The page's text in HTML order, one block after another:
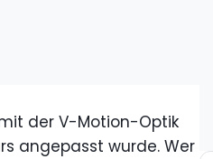
der V-Motion-Optik
angepasst wurde. Wer